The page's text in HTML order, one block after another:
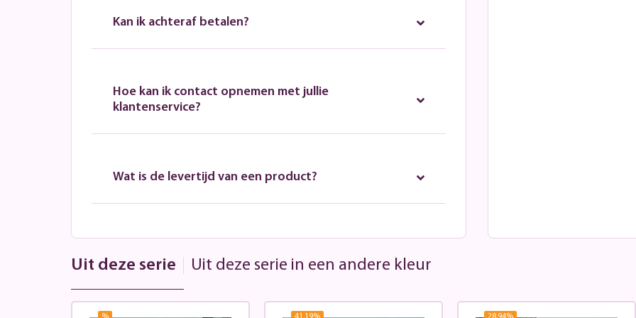
Kan ik achteraf betalen?
Hoe kan ik contact opnemen met jullie
klantenservice?
Wat is de levertijd van een product?
Uit deze serie Uit deze serie in een andere kleur